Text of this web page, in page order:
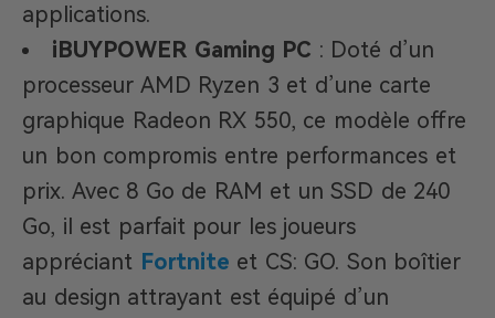
applications.
iBUYPOWER Gaming PC : Doté d’un
processeur AMD Ryzen 3 et d’une carte
graphique Radeon RX 550, ce modèle offre
un bon compromis entre performances et
prix. Avec 8 Go de RAM et un SSD de 240
Go, il est parfait pour les joueurs
appréciant Fortnite et CS: GO. Son boîtier
au design attrayant est équipé d’un